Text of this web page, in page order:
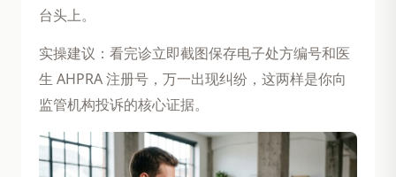
台头上。
实操建议：看完诊立即截图保存电子处方编号和医
生 AHPRA 注册号，万一出现纠纷，这两样是你向
监管机构投诉的核心证据。